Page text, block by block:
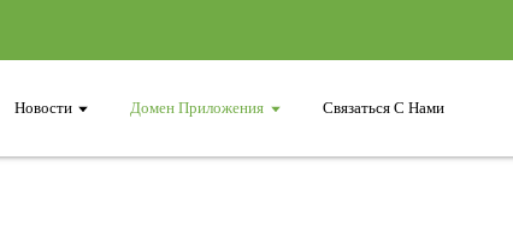
Новости Домен Приложения Связаться С Нами